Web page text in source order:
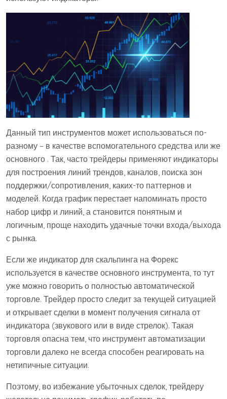
Данный тип инструментов может использоваться по-
разному – в качестве вспомогательного средства или же
основного . Так, часто трейдеры применяют индикаторы
для построения линий трендов, каналов, поиска зон
поддержки/сопротивления, каких-то паттернов и
моделей. Когда график перестает напоминать просто
набор цифр и линий, а становится понятным и
логичным, проще находить удачные точки входа/выхода
с рынка.
Если же индикатор для скальпинга на Форекс
используется в качестве основного инструмента, то тут
уже можно говорить о полностью автоматической
торговле. Трейдер просто следит за текущей ситуацией
и открывает сделки в момент получения сигнала от
индикатора (звукового или в виде стрелок). Такая
торговля опасна тем, что инструмент автоматизации
торговли далеко не всегда способен реагировать на
нетипичные ситуации.
Поэтому, во избежание убыточных сделок, трейдеру